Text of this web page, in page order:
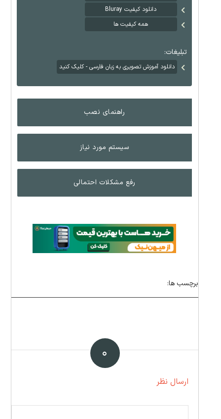
دانلود کیفیت Bluray
همه کیفیت ها
تبلیغات:
دانلود آموزش تصویری به زبان فارسی - کلیک کنید
راهنمای نصب
سیستم مورد نیاز
رفع مشکلات احتمالی
برچسب ها:
۰
ارسال نظر